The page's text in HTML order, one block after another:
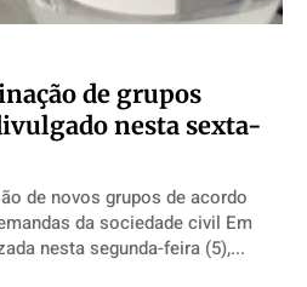
de grupos
nesta sexta-
de novos grupos de acordo
da sociedade civil Em
nesta segunda-feira (5),...